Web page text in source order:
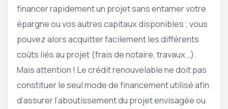
financer rapidement un projet sans entamer votre
épargne ou vos autres capitaux disponibles ; vous
pouvez alors acquitter facilement les différents
coûts liés au projet (frais de notaire, travaux…).
Mais attention ! Le crédit renouvelable ne doit pas
constituer le seul mode de financement utilisé afin
d’assurer l’aboutissement du projet envisagée ou